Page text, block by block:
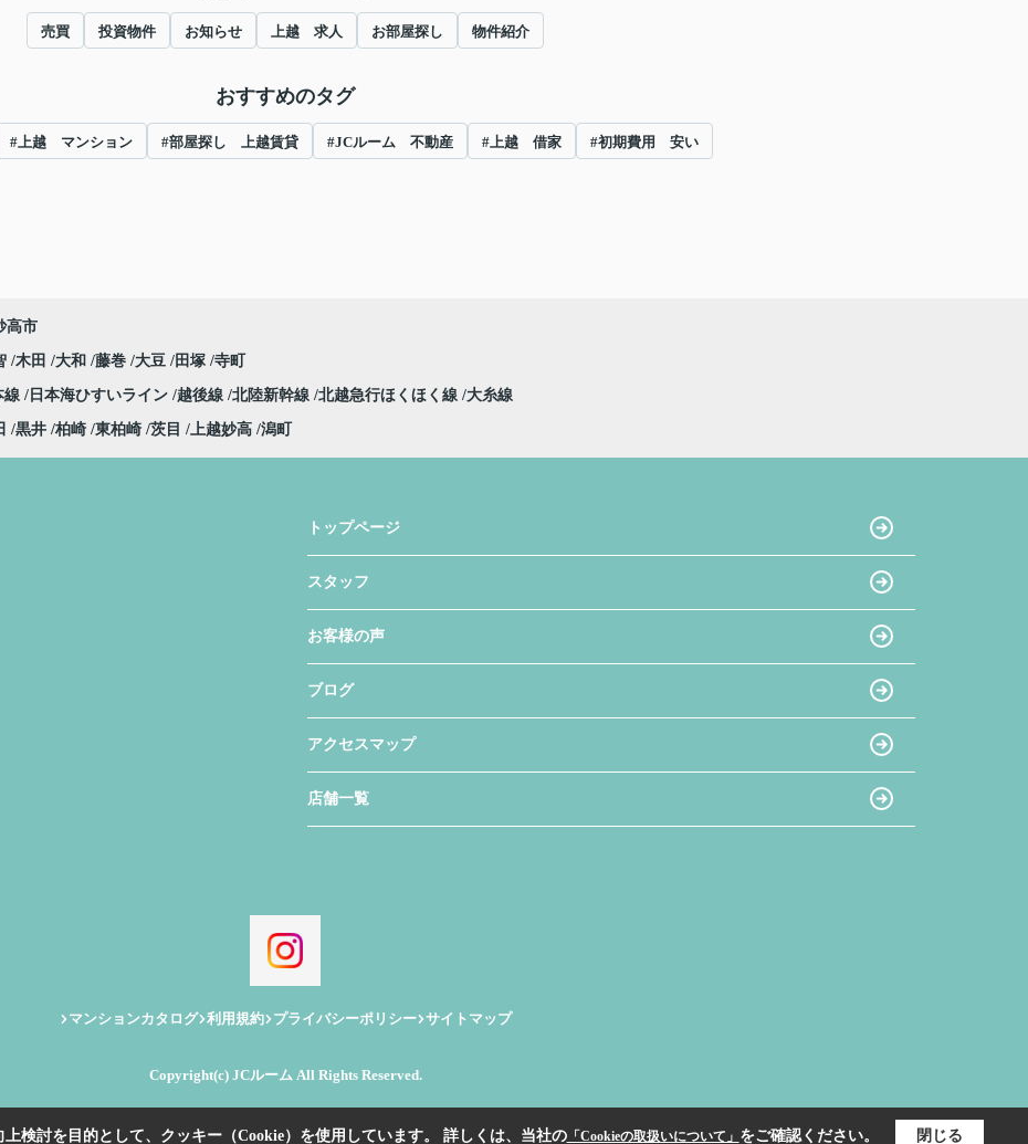
売買 投資物件 お知らせ 上越 求人 お部屋探し 物件紹介
おすすめのタグ
#上越 マンション #部屋探し 上越賃貸 #JCルーム 不動産 #上越 借家 #初期費用 安い
高市
木田 大和 藤巻 大豆 田塚 寺町
線 日本海ひすいライン 越後線 北陸新幹線 北越急行ほくほく線 大糸線
黒井 柏崎 東柏崎 茨目 上越妙高 潟町
トップページ
スタッフ
お客様の声
ブログ
アクセスマップ
店舗一覧
マンションカタログ 利用規約 プライバシーポリシー サイトマップ
Copyright(c) JCルーム All Rights Reserved.
検討を目的として、クッキー（Cookie）を使用しています。 詳しくは、当社の「Cookieの取扱いについて」 をご確認ください。 閉じる